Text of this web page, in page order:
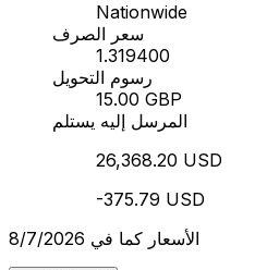
Nationwide
سعر الصرف
1.319400
رسوم التحويل
15.00 GBP
المرسل إليه يستلم
26,368.20 USD
-375.79 USD
الأسعار كما في 8/7/2026